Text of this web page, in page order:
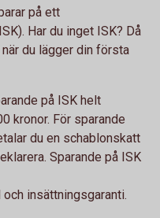
på ett
Har du inget ISK? Då
du lägger din första
på ISK helt
kronor. För sparande
du en schablonskatt
Sparande på ISK
insättningsgaranti.